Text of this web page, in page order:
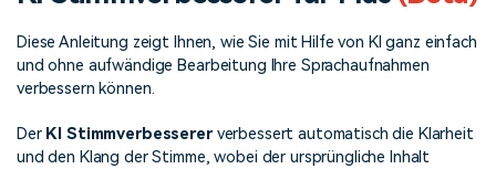
Kickstart Bootcamp
Lernen, ausdrücken und
erweitern Sie Ihre
Fähigkeiten mit Filmora
DIY-Spezialeffekte
Erfahren Sie, wie Sie einen
und Kunden
Nachrichten und
Bewertungen
Kunden-Geschichten Affiliate-Programm
Suchen
Diese Anleitung zeigt Ihnen, wie Sie mit Hilfe von KI ganz einfach
und ohne aufwändige Bearbeitung Ihre Sprachaufnahmen
verbessern können.
Der KI Stimmverbessererverbessert automatisch die Klarheit
und den Klang der Stimme, wobei der ursprüngliche Inhalt